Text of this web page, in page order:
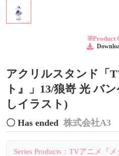
※Product
アクリルスタンド「
ト』」13/狼嵜 光 バ
しイラスト)
〇 Has ended 株式会社A3
Series Products：TVアニメ『